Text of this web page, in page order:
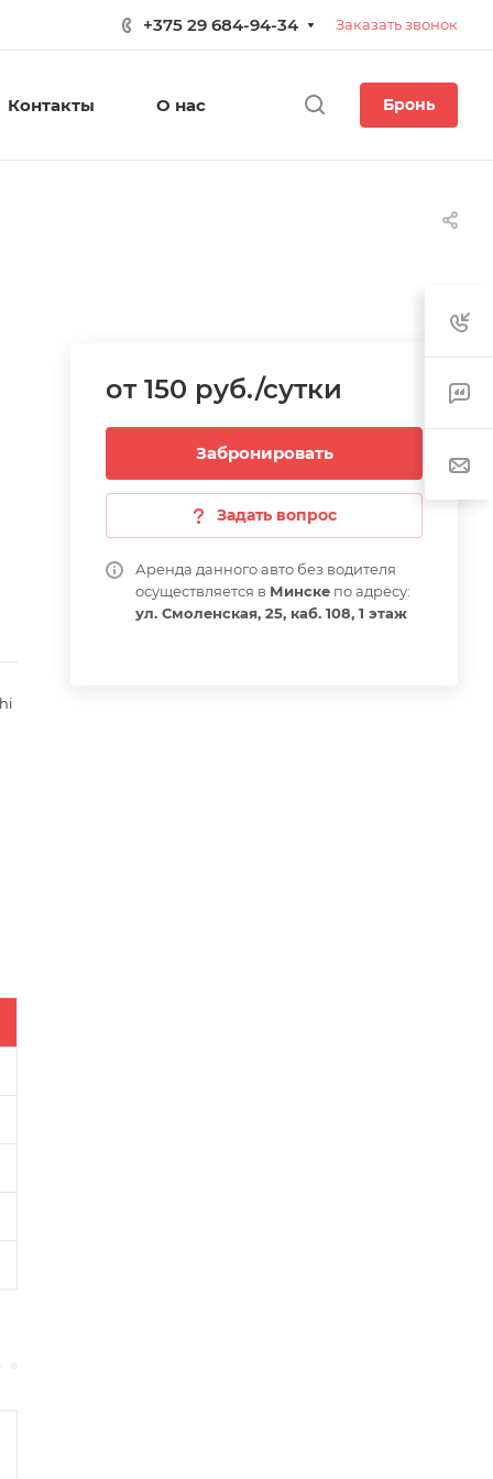
+375 29 684-94-34 Заказать звонок
Контакты О нас Бронь
от 150 руб./сутки
Забронировать
Задать вопрос
Аренда данного авто без водителя
осуществляется в Минске по адресу:
ул. Смоленская, 25, каб. 108, 1 этаж